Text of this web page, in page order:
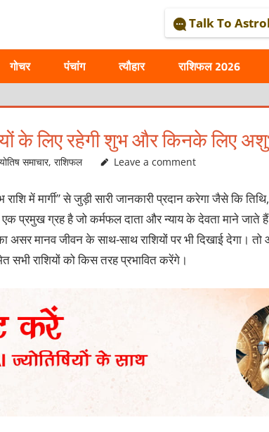
Talk To
गोचर पंचांग त्यौहार राशिफल 2026
के लिए रहेगी शुभ और किनके लिए
समाचार,राशिफल Leave a comment
में मार्गी” से जुड़ी सारी जानकारी प्रदान करेगा जैसे कि
एक प्रमुख ग्रह है जो कर्मफल दाता और न्याय के देवता माने
असर मानव जीवन के साथ-साथ राशियों पर भी दिखाई देगा।
सभी राशियों को किस तरह प्रभावित करेंगे।